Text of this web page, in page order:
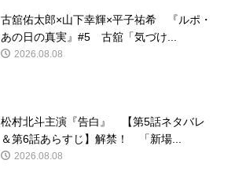
古舘佑太郎×山下幸輝×平子祐希 『ルポ・
あの日の真実』#5 古舘「気づけ...
2026.08.08
松村北斗主演『告白』 【第5話ネタバレ
＆第6話あらすじ】解禁！ 「新場...
2026.08.08